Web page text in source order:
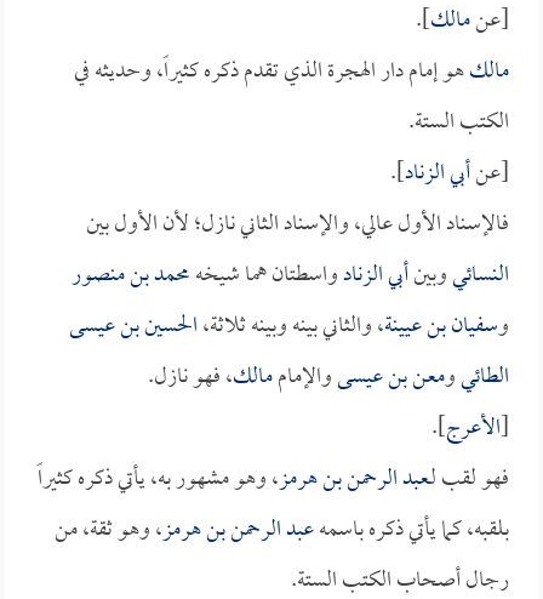
[عنمالك].
مالكهو إمام دار الهجرة الذي تقدم ذكره كثيراً، وحديثه في
الكتب الستة.
[عنأبي الزناد].
فالإسناد الأول عالي، والإسناد الثاني نازل؛ لأن الأول بين
النسائيوبينأبي الزنادواسطتان هما شيخهمحمد بن منصور
وسفيان بن عيينة، والثاني بينه وبينه ثلاثة،الحسين بن عيسى
الطائيومعن بن عيسىوالإماممالك، فهو نازل.
[الأعرج].
فهو لقب لـعبد الرحمن بن هرمز، وهو مشهور به، يأتي ذكره كثيراً
بلقبه، كما يأتي ذكره باسمهعبد الرحمن بن هرمز، وهو ثقة، من
رجال أصحاب الكتب الستة.